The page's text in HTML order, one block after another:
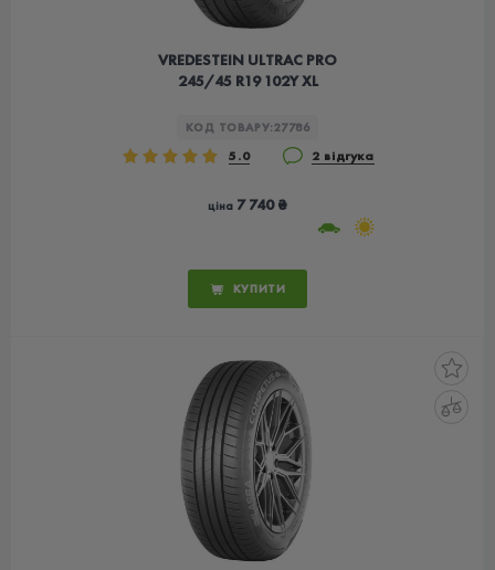
VREDESTEIN ULTRAC PRO
245/45 R19 102Y XL
КОД ТОВАРУ:27786
5.0 2 відгука
ціна 7 740 ₴
КУПИТИ